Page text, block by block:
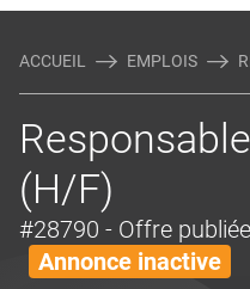
ACCUEIL EMPLOIS
(H/F)
#28790 - Offre
Annonce inactive